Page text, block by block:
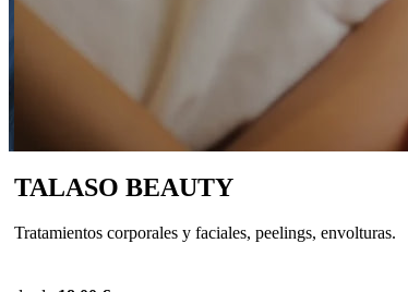
SENSACIONES
Placer dedicado al bienestar, la relajación, rituales